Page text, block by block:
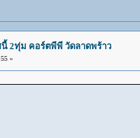
2ทุ่ม คอร์ตพีพี วัดลาดพร้าว
»